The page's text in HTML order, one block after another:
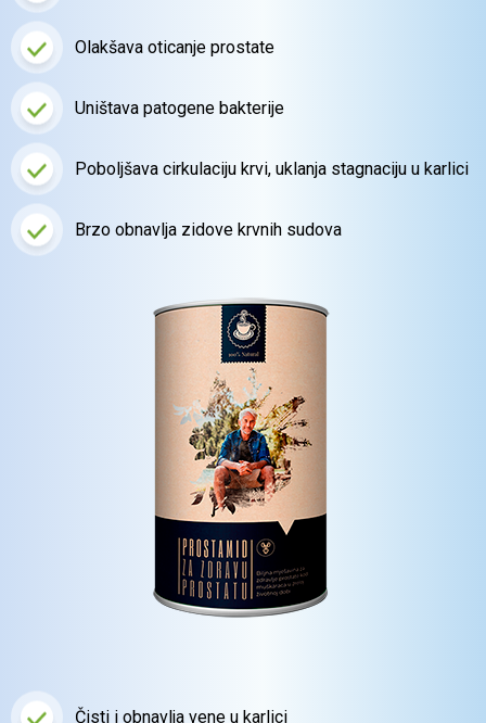
Olakšava oticanje prostate
Uništava patogene bakterije
Poboljšava cirkulaciju krvi, uklanja stagnaciju u karlici
Brzo obnavlja zidove krvnih sudova
Čisti i obnavlja vene u karlici